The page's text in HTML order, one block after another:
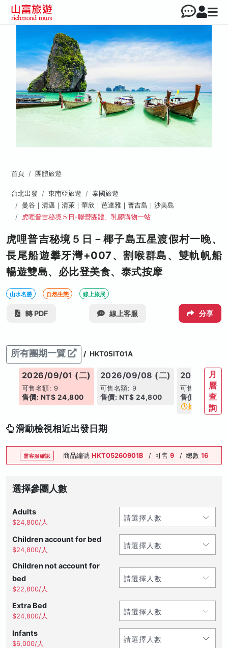
首頁 團體旅遊
台北出發 東南亞旅遊
泰國旅遊
曼谷｜清邁｜清萊｜華欣｜芭達雅｜普吉島｜沙美島
虎哩普吉秘境５日-聯營團體、乳膠購物一站
虎哩普吉秘境５日－椰子島五星渡假村一晚、
長尾船遊攀牙灣+007、割喉群島、雙軌帆船
暢遊雙島、必比登美食、泰式按摩
山水名勝 自然生態 線上旅展
轉 PDF 線上客服 分享
所有團期一覽 / HKT05IT01A
2026/09/01 (二)
可售名額: 9
售價: NT$ 24,800
2026/09/08 (二)
可售名額: 9
售價: NT$ 24,800
2026/09/
可售名額: 3
售價: NT$
搶手日期
月
曆
查
詢
滑動檢視相近出發日期
需客服確認 商品編號 HKT05260901B / 可售 9 / 總數 16
選擇參團人數
Adults
$24,800/人
Children account for bed
$24,800/人
Children not account for
bed
$22,800/人
Extra Bed
$24,800/人
Infants
$6,000/人